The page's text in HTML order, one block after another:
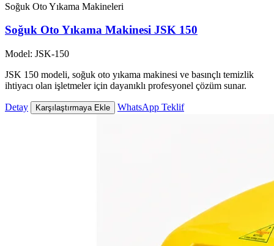
Soğuk Oto Yıkama Makineleri
Soğuk Oto Yıkama Makinesi JSK 150
Model: JSK-150
JSK 150 modeli, soğuk oto yıkama makinesi ve basınçlı temizlik
ihtiyacı olan işletmeler için dayanıklı profesyonel çözüm sunar.
Detay Karşılaştırmaya Ekle WhatsApp Teklif